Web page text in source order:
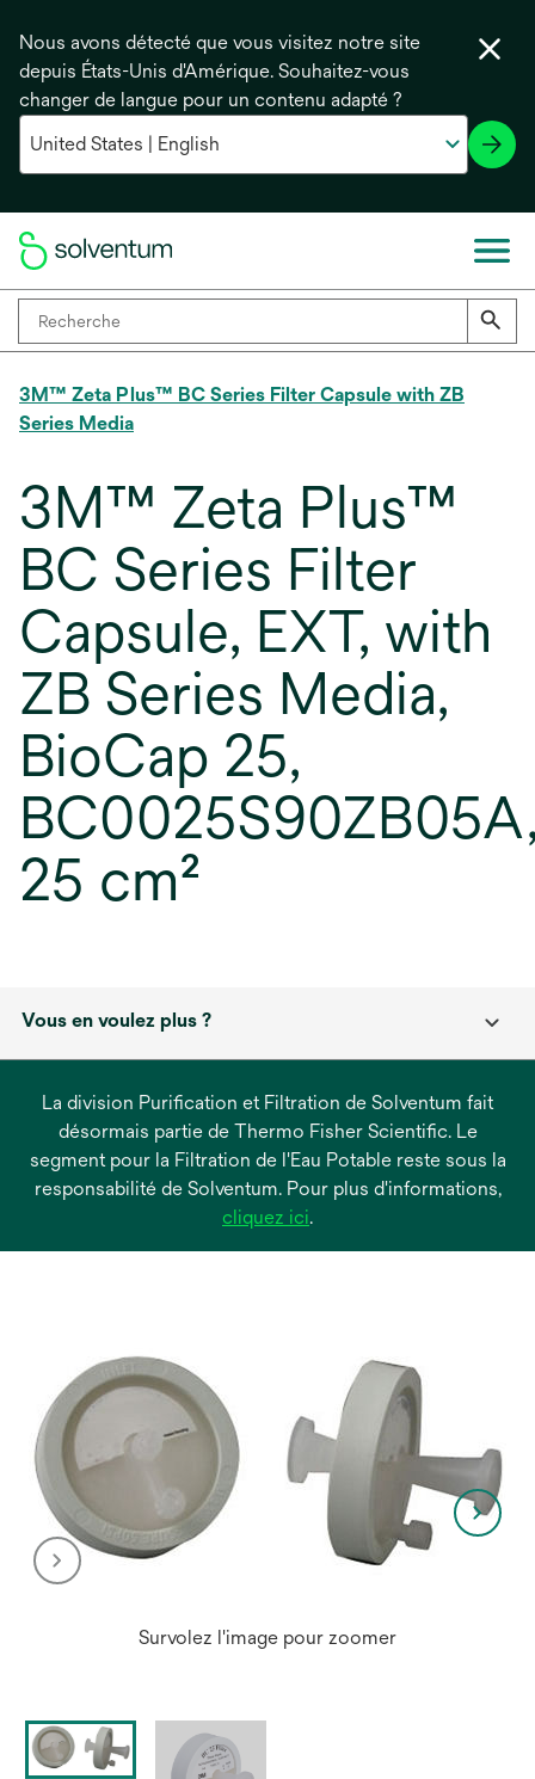
Nous avons détecté que vous visitez notre site
depuis États-Unis d'Amérique. Souhaitez-vous
changer de langue pour un contenu adapté ?
3M™ Zeta Plus™ BC Series Filter Capsule with ZB
Series Media
3M™ Zeta Plus™
BC Series Filter
Capsule, EXT, with
ZB Series Media,
BioCap 25,
25 cm²
Vous en voulez plus ?
La division Purification et Filtration de Solventum fait
désormais partie de Thermo Fisher Scientific. Le
segment pour la Filtration de l'Eau Potable reste sous la
responsabilité de Solventum. Pour plus d'informations,
cliquez icis’ouvre
.
Survolez l'image pour zoomer